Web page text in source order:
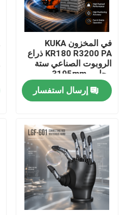
المنتجات
فيديوهات
معلومات عنا
في المخزون KUKA
KR180 R3200 PA ذراع
الروبوت الصناعي ستة
محاور، 3195mm
الوصول
إرسال استفسار